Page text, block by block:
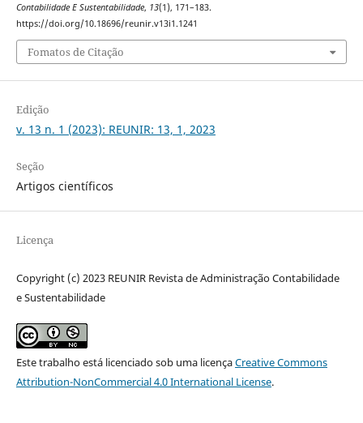
Contabilidade E Sustentabilidade, 13(1), 171–183.
https://doi.org/10.18696/reunir.v13i1.1241
Fomatos de Citação
Edição
v. 13 n. 1 (2023): REUNIR: 13, 1, 2023
Seção
Artigos científicos
Licença
Copyright (c) 2023 REUNIR Revista de Administração Contabilidade
e Sustentabilidade
Este trabalho está licenciado sob uma licençaCreative Commons
Attribution-NonCommercial 4.0 International License.